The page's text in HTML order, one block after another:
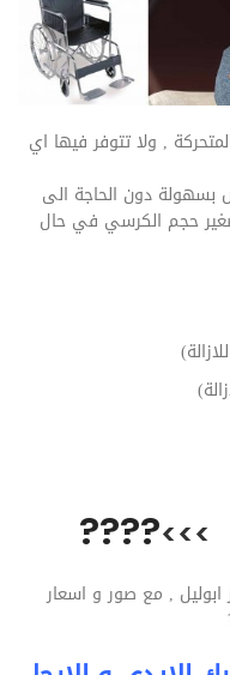
, ولا تتوفر فيها اي
بسهولة دون الحاجة الى
حجم الكرسي في حال
>>>
??
??
ابوليل , مع صور و اسعار